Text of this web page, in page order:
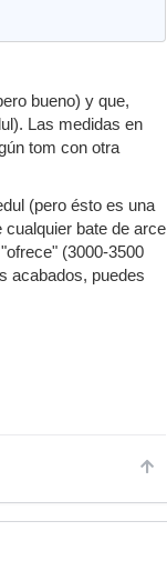
bueno) y que,
Las medidas en
tom con otra
(pero ésto es una
bate de arce
(3000-3500
acabados, puedes